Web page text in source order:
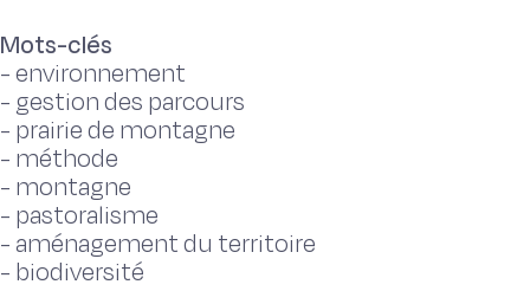
Mots-clés
-environnement
- gestion des parcours
- prairie de montagne
- méthode
- montagne
- pastoralisme
- aménagement du territoire
- biodiversité